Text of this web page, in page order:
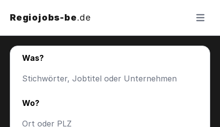
Regiojobs-be.de Menü
Was?
Wo?